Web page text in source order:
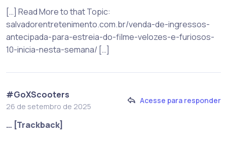
[…] Read More to that Topic:
salvadorentretenimento.com.br/venda-de-ingressos-
antecipada-para-estreia-do-filme-velozes-e-furiosos-
10-inicia-nesta-semana/ […]
#GoXScooters
26 de setembro de 2025
Acesse para responder
… [Trackback]